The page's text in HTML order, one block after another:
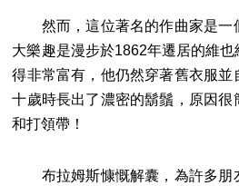
然而，這位著名的作曲家是一
大樂趣是漫步於1862年遷居的維
得非常富有，他仍然穿著舊衣服並
十歲時長出了濃密的鬍鬚，原因
和打領帶！
布拉姆斯慷慨解囊，為許多朋